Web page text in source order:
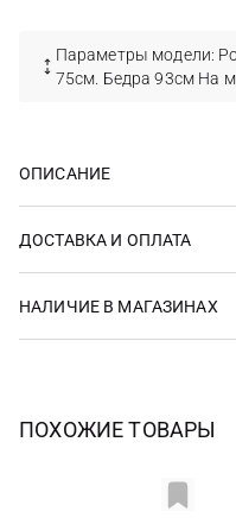
Параметры модели:
75см. Бедра 93см На
ОПИСАНИЕ
ДОСТАВКА И ОПЛАТА
НАЛИЧИЕ В МАГАЗИНАХ
ПОХОЖИЕ ТОВАРЫ